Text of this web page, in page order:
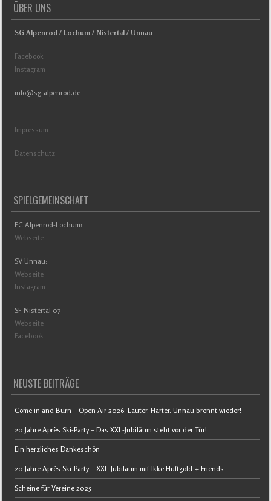
ÜBER UNS
SG Alpenrod / Lochum / Nistertal / Unnau
Facebook
Instagram
info@sg-alpenrod.de
Impressum
Datenschutz
SPIELGEMEINSCHAFT
FC Alpenrod-Lochum:
Webseite
SV Unnau:
Webseite
Instagram
SF Nistertal 07
Webseite
Facebook
NEUSTE BEITRÄGE
Come in and Burn – Open Air 2026: Lauter. Härter. Unnau brennt wieder!
20 Jahre Après Ski-Party – Das XXL-Jubiläum steht vor der Tür!
Ein herzliches Dankeschön
20 Jahre Après Ski-Party – XXL-Jubiläum mit Ikke Hüftgold + Friends
Scheine für Vereine 2025